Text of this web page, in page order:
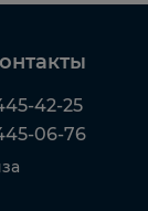
42-25
06-76